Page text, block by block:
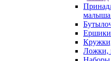
малыша
Ершики
Ложки,